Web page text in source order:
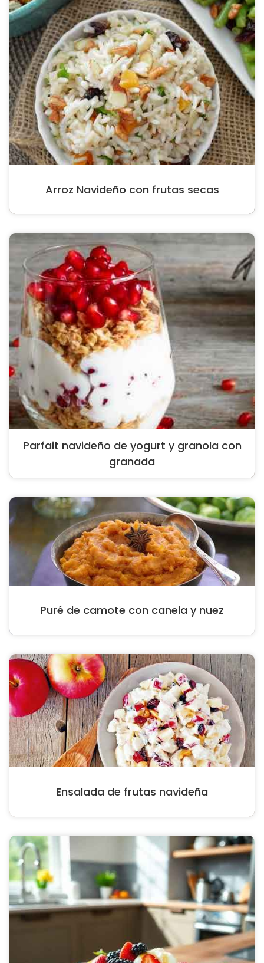
Arroz Navideño con frutas secas
Parfait navideño de yogurt y granola con
granada
Puré de camote con canela y nuez
Ensalada de frutas navideña